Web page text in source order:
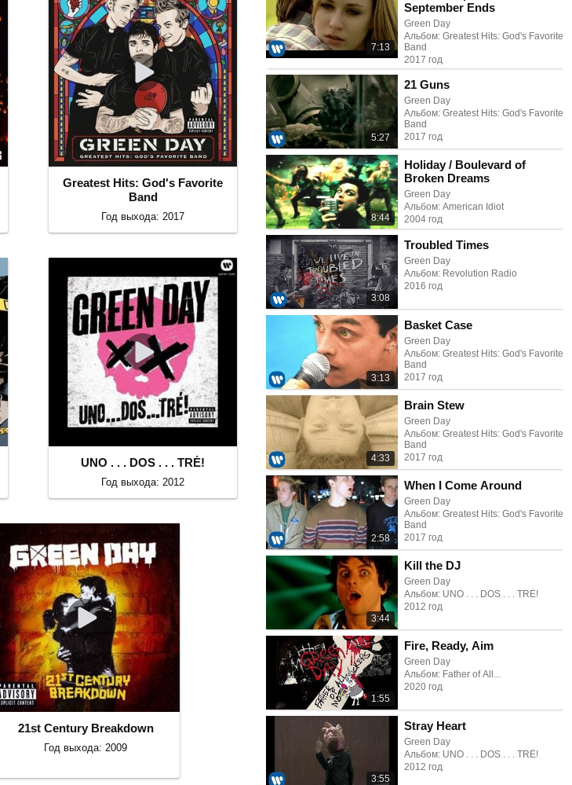
7:13
September Ends
Green Day
Альбом: Greatest Hits: God's Favorite
Band
2017 год
5:27
21 Guns
Green Day
Альбом: Greatest Hits: God's Favorite
Band
2017 год
8:44
Holiday / Boulevard of
Broken Dreams
Green Day
Альбом: American Idiot
2004 год
3:08
Troubled Times
Green Day
Альбом: Revolution Radio
2016 год
3:13
Basket Case
Green Day
Альбом: Greatest Hits: God's Favorite
Band
2017 год
4:33
Brain Stew
Green Day
Альбом: Greatest Hits: God's Favorite
Band
2017 год
2:58
When I Come Around
Green Day
Альбом: Greatest Hits: God's Favorite
Band
2017 год
3:44
Kill the DJ
Green Day
Альбом: UNO . . . DOS . . . TRÉ!
2012 год
1:55
Fire, Ready, Aim
Green Day
Альбом: Father of All...
2020 год
3:55
Stray Heart
Green Day
Альбом: UNO . . . DOS . . . TRÉ!
2012 год
Greatest Hits: God's Favorite
Band
Год выхода: 2017
UNO . . . DOS . . . TRÉ!
Год выхода: 2012
21st Century Breakdown
Год выхода: 2009